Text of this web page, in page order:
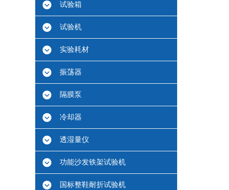
试验箱
试验机
实验耗材
振荡器
隔膜泵
冷却器
透湿量仪
功能沙发铁架试验机
国标整鞋耐折试验机